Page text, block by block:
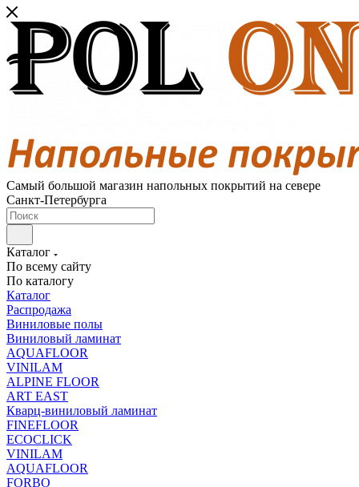
Самый большой магазин напольных покрытий на севере
Санкт-Петербурга
Каталог
По всему сайту
По каталогу
Каталог
Распродажа
Виниловые полы
Виниловый ламинат
AQUAFLOOR
VINILAM
ALPINE FLOOR
ART EAST
Кварц-виниловый ламинат
FINEFLOOR
ECOCLICK
VINILAM
AQUAFLOOR
FORBO